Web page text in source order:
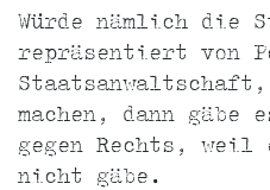
Würde nämlich die
repräsentiert von
machen, dann gäbe
gegen Rechts, weil
nicht gäbe.